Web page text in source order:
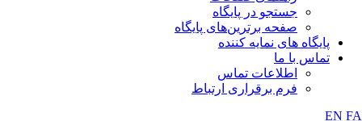
جستجو در پایگاه
صفحه برترین‌های پایگاه
پایگاه های نمایه کننده
تماس با ما
اطلاعات تماس
فرم برقراری ارتباط
EN FA